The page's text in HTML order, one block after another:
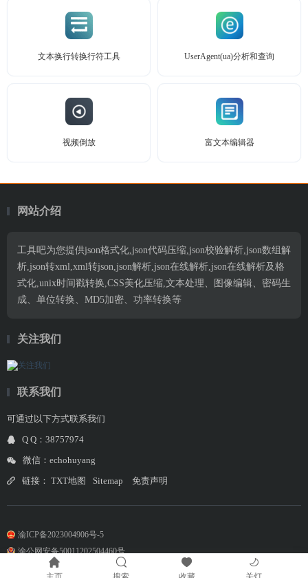
文本换行转换行符工具 UserAgent(ua)分析和查询
视频倒放 富文本编辑器
网站介绍
工具吧为您提供json格式化,json代码压缩,json校验解析,json数组解
析,json转xml,xml转json,json解析,json在线解析,json在线解析及格
式化,unix时间戳转换,CSS美化压缩,文本处理、图像编辑、密码生
成、单位转换、MD5加密、功率转换等
关注我们
联系我们
可通过以下方式联系我们
Q Q：38757974
微信：echohuyang
链接： TXT地图 Sitemap 免责声明
渝ICP备2023004906号-5
渝公网安备50011202504460号